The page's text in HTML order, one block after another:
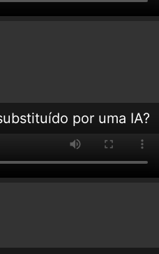
por uma IA?